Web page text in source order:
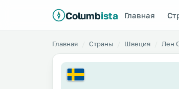
Columbista Главная
Главная Страны Швеция Лен